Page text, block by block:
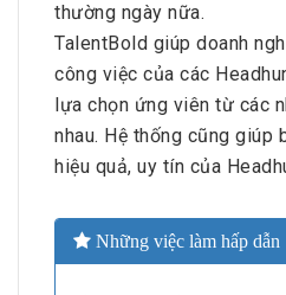
thường ngày nữa.
TalentBold giúp doanh
công việc của các
lựa chọn ứng viên từ các
nhau. Hệ thống cũng giúp
hiệu quả, uy tín của
Những việc làm hấp dẫn